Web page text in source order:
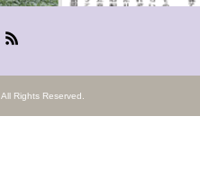
. All Rights Reserved.